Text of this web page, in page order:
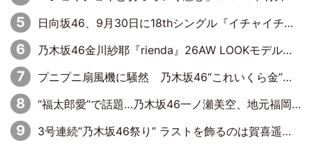
日向坂46、9月30日に18thシングル『イチャイチャ虫』の発売決定！ フォーメーションは『日向坂で会いましょう』にて発表
乃木坂46金川紗耶『rienda』26AW LOOKモデルに就任
プニプニ扇風機に騒然 乃木坂46“これいくら金”延長中は今回もわちゃわちゃ全開
“福太郎愛”で話題…乃木坂46一ノ瀬美空、地元福岡『めんべい25周年トップサポーター』に就任
3号連続“乃木坂46祭り” ラストを飾るのは賀喜遥香…5年ぶりの登場に「5年分大人になった私を見ていただけたら」